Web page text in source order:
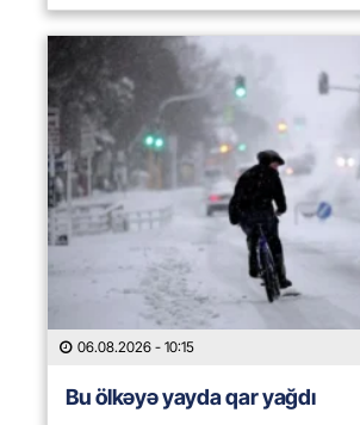
06.08.2026 - 10:15
Bu ölkəyə yayda qar yağdı